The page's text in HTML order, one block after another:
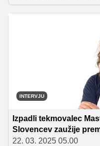
hrepeni po lažji in bolj
strogih diet in
hranljivih in okusnih
časa, denarja ali
INTERVJU
Izpadli tekmovalec
Slovencev zaužije
22. 03. 2025 05.00